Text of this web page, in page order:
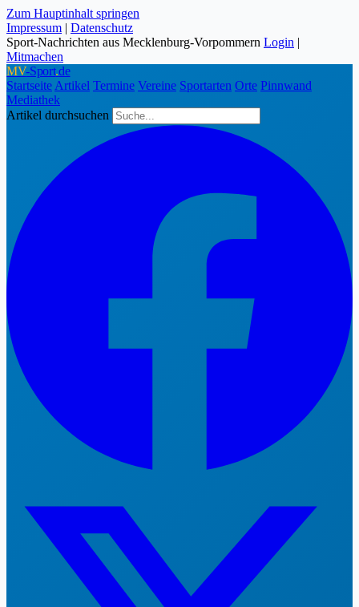
Zum Hauptinhalt springen
Impressum | Datenschutz
Sport-Nachrichten aus Mecklenburg-Vorpommern Login |
Mitmachen
MV-Sport.de
Startseite Artikel Termine Vereine Sportarten Orte Pinnwand
Mediathek
Artikel durchsuchen